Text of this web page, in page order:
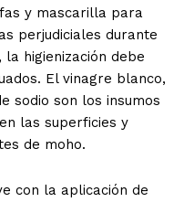
y mascarilla para
perjudiciales durante
higienización debe
El vinagre blanco,
sodio son los insumos
las superficies y
de moho.
con la aplicación de